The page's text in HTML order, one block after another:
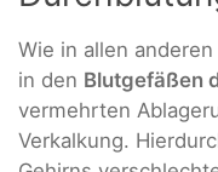
Wie in allen
in den Blutgefäßen
vermehrten
Verkalkung.